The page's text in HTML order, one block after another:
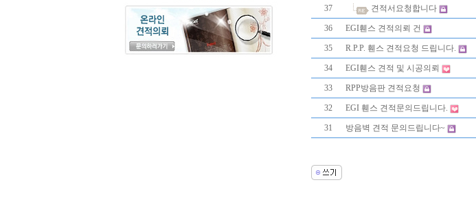
37 견적서요청합니다
36 EGI휀스 견적의뢰 건
35 R.P.P. 휀스 견적요청 드립니다.
34 EGI휀스 견적 및 시공의뢰
33 RPP방음판 견적요청
32 EGI 휀스 견적문의드립니다.
31 방음벽 견적 문의드립니다~